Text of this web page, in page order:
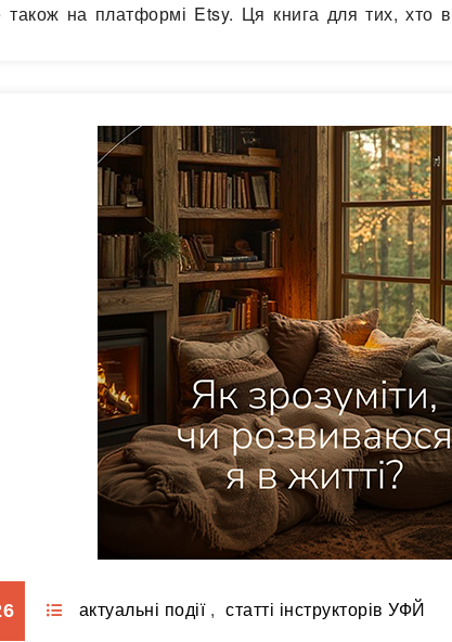
також на платформі Etsy. Ця книга для тих,
актуальні події , статті інструкторів УФЙ